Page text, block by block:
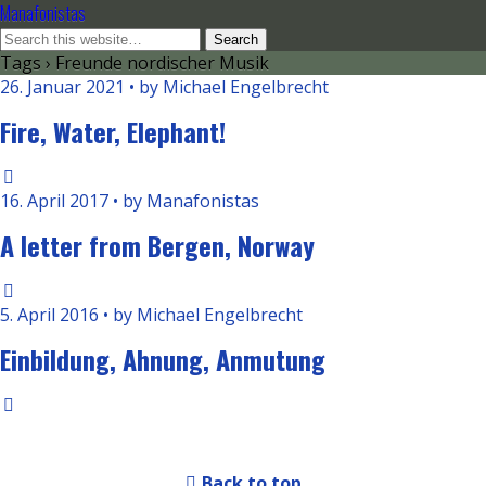
Manafonistas
Tags › Freunde nordischer Musik
26. Januar 2021 • by Michael Engelbrecht
Fire, Water, Elephant!
16. April 2017 • by Manafonistas
A letter from Bergen, Norway
5. April 2016 • by Michael Engelbrecht
Einbildung, Ahnung, Anmutung